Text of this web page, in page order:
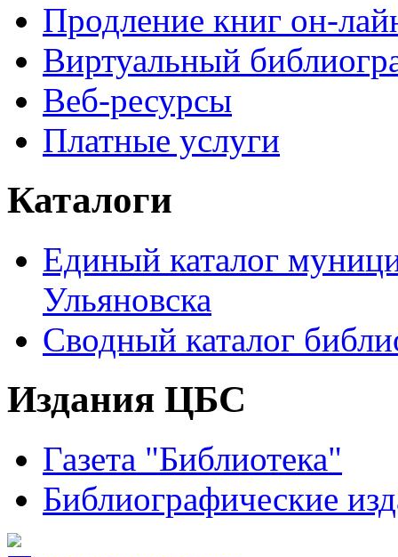
Продление книг он-
Виртуальный
Веб-ресурсы
Платные услуги
Каталоги
Единый каталог
Ульяновска
Сводный каталог
Издания ЦБС
Газета "Библиотека"
Библиографические